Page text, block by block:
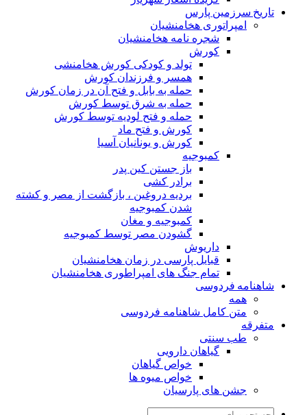
تاریخ سرزمین پارس
امپراتوری هخامنشیان
شجره نامه هخامنشیان
کورش
تولد و کودکی کورش هخامنشی
همسر و فرزندان کورش
حمله به بابل و فتح آن در زمان کورش
حمله به شرق توسط کورش
حمله و فتح لودیه توسط کورش
کورش و فتح ماد
کورش و یونانیان آسیا
کمبوجیه
باز جستن کین پدر
برادر کشی
بردیه دروغین ، بازگشت از مصر و کشته
شدن کمبوجیه
کمبوجیه و مغان
گشودن مصر توسط کمبوجیه
داریوش
قبایل پارسی در زمان هخامنشیان
تمام جنگ های امپراطوری هخامنشیان
شاهنامه فردوسی
همه
متن کامل شاهنامه فردوسی
متفرقه
طب سنتی
گیاهان دارویی
خواص گیاهان
خواص میوه ها
جشن های پارسیان